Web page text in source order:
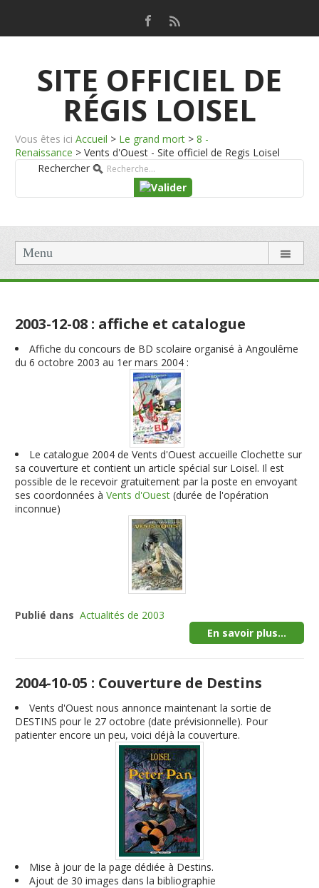
SITE OFFICIEL DE
RÉGIS LOISEL
Vous êtes ici Accueil > Le grand mort > 8 -
Renaissance > Vents d'Ouest - Site officiel de Regis Loisel
Rechercher
Menu
2003-12-08 : affiche et catalogue
Affiche du concours de BD scolaire organisé à Angoulême
du 6 octobre 2003 au 1er mars 2004 :
Le catalogue 2004 de Vents d'Ouest accueille Clochette sur
sa couverture et contient un article spécial sur Loisel. Il est
possible de le recevoir gratuitement par la poste en envoyant
ses coordonnées àVents d'Ouest (durée de l'opération
inconnue)
Publié dans Actualités de 2003
En savoir plus...
2004-10-05 : Couverture de Destins
Vents d'Ouest nous annonce maintenant la sortie de
DESTINS pour le 27 octobre (date prévisionnelle). Pour
patienter encore un peu, voici déjà la couverture.
Mise à jour de la page dédiée à Destins.
Ajout de 30 images dans la bibliographie